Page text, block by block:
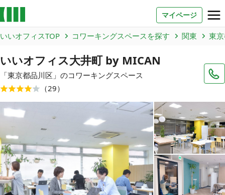
マイページ
よくあるご質問
法人での利用
店舗オーナー様へ
いいオフィス（コワーキングスペース）
FCオーナー募集
いい会議室（会議室専用スペース）
FCオーナー募集
いいオフィスTOP コワーキングスペースを探す 関東 東
いいオフィス大井町 by MICAN
「東京都品川区 」のコワーキングスペース
（29）